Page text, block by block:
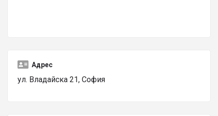
Адрес
ул. Владайска 21, София